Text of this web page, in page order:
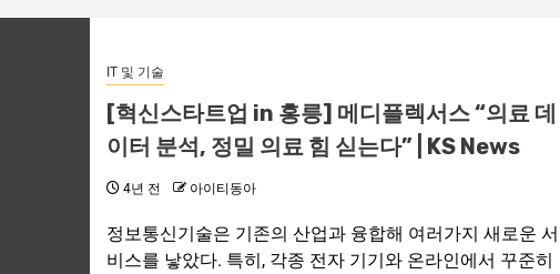
IT 및 기술
[혁신스타트업 in 홍릉] 메디플렉서스 “의료 데
이터 분석, 정밀 의료 힘 싣는다” | KS News
4년 전 아이티동아
정보통신기술은 기존의 산업과 융합해 여러가지 새로운 서
비스를 낳았다. 특히, 각종 전자 기기와 온라인에서 꾸준히